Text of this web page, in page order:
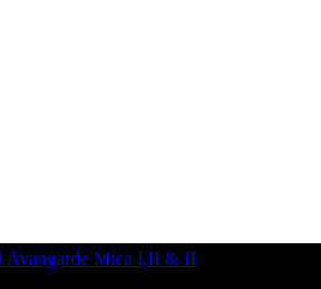
Mica I,II & II